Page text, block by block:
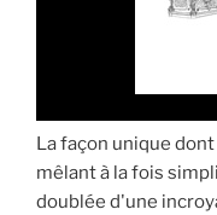
La façon unique
mêlant à la fois
doublée d'une